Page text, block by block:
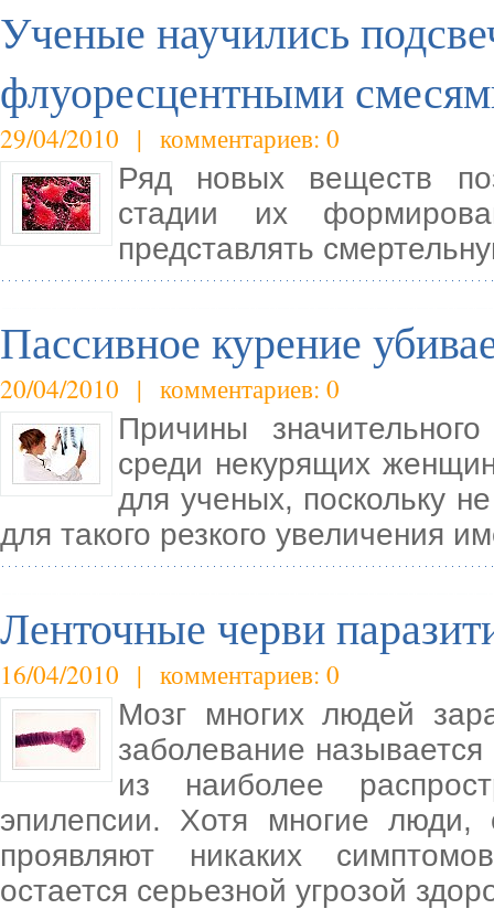
Ученые научились
флуоресцентными
29/04/2010 | комментариев: 0
Ряд новых веществ
стадии их
представлять
Пассивное курение
20/04/2010 | комментариев: 0
Причины
среди некурящих
для ученых, поскольку
для такого резкого увеличения
Ленточные черви
16/04/2010 | комментариев: 0
Мозг многих людей
заболевание
из наиболее
эпилепсии. Хотя многие
проявляют никаких
остается серьезной угрозой